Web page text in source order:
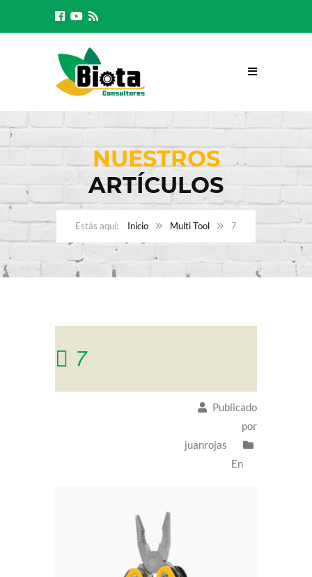
NUESTROS
ARTÍCULOS
Inicio Multi Tool 7
7
Publicado
por
juanrojas
En